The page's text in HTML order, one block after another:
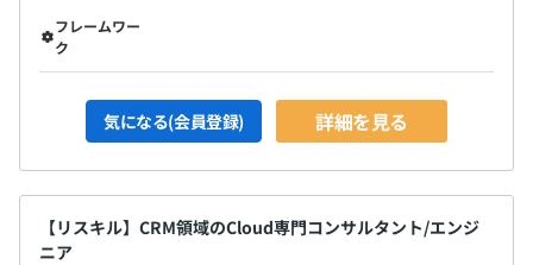
フレームワー
ク
気になる(会員登録) 詳細を見る
【リスキル】CRM領域のCloud専門コンサルタント/エンジ
ニア